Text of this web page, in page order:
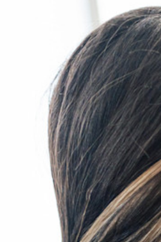
choisissent Bitwarden pour
de bout en bout pour le
et les équipes IT.
de la clé de sécurité et bien plus